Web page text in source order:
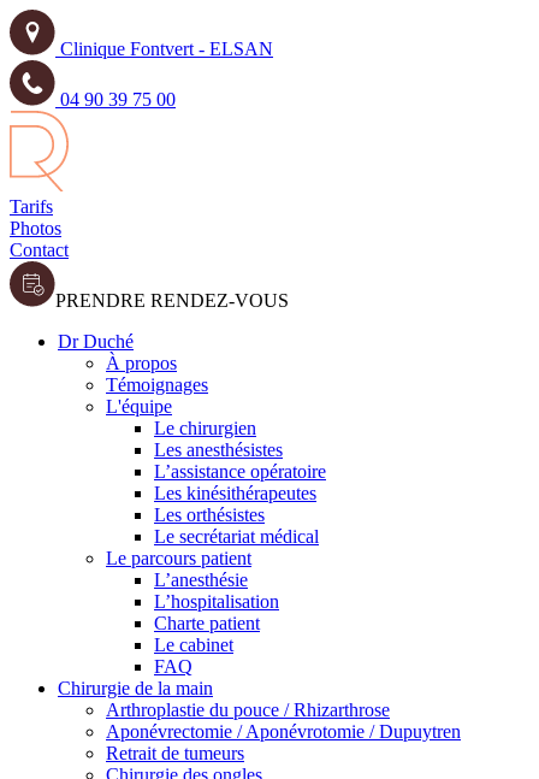
Clinique Fontvert - ELSAN
04 90 39 75 00
Tarifs
Photos
Contact
PRENDRE RENDEZ-VOUS
Dr Duché
À propos
Témoignages
L'équipe
Le chirurgien
Les anesthésistes
L’assistance opératoire
Les kinésithérapeutes
Les orthésistes
Le secrétariat médical
Le parcours patient
L’anesthésie
L’hospitalisation
Charte patient
Le cabinet
FAQ
Chirurgie de la main
Arthroplastie du pouce / Rhizarthrose
Aponévrectomie / Aponévrotomie / Dupuytren
Retrait de tumeurs
Chirurgie des ongles